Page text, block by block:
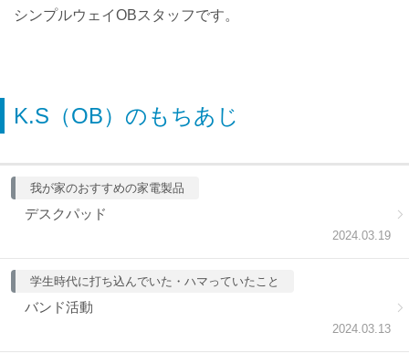
シンプルウェイOBスタッフです。
K.S（OB）のもちあじ
我が家のおすすめの家電製品
2024.03.19
デスクパッド
学生時代に打ち込んでいた・ハマっていたこと
2024.03.13
バンド活動